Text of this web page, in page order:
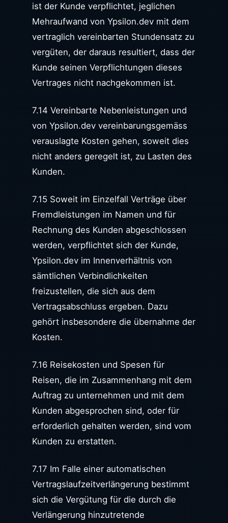
ist der Kunde verpflichtet, jeglichen
Mehraufwand von Ypsilon.dev mit dem
vertraglich vereinbarten Stundensatz zu
vergüten, der daraus resultiert, dass der
Kunde seinen Verpflichtungen dieses
Vertrages nicht nachgekommen ist.
7.14 Vereinbarte Nebenleistungen und
von Ypsilon.dev vereinbarungsgemäss
verauslagte Kosten gehen, soweit dies
nicht anders geregelt ist, zu Lasten des
Kunden.
7.15 Soweit im Einzelfall Verträge über
Fremdleistungen im Namen und für
Rechnung des Kunden abgeschlossen
werden, verpflichtet sich der Kunde,
Ypsilon.dev im Innenverhältnis von
sämtlichen Verbindlichkeiten
freizustellen, die sich aus dem
Vertragsabschluss ergeben. Dazu
gehört insbesondere die übernahme der
Kosten.
7.16 Reisekosten und Spesen für
Reisen, die im Zusammenhang mit dem
Auftrag zu unternehmen und mit dem
Kunden abgesprochen sind, oder für
erforderlich gehalten werden, sind vom
Kunden zu erstatten.
7.17 Im Falle einer automatischen
Vertragslaufzeitverlängerung bestimmt
sich die Vergütung für die durch die
Verlängerung hinzutretende